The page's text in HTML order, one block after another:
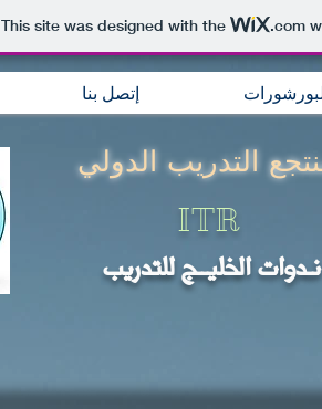
This site was designed with the .com
إتصل بنا
التدريب الدولي
ITR
نـدوات الخليــج للتدريب